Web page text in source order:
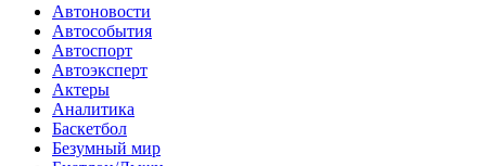
Автоновости
Автособытия
Автоспорт
Автоэксперт
Актеры
Аналитика
Баскетбол
Безумный мир